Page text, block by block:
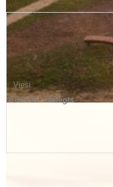
BBCode -izslēgts